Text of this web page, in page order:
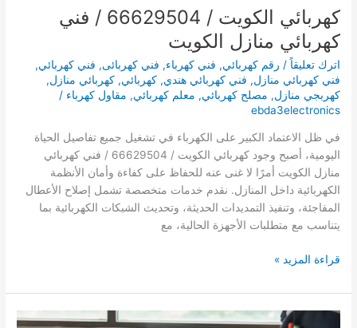
كهربائي الكويت / 66629504 / فني
كهربائي منازل الكويت
اترك تعليقاً / رقم كهربائي, فني كهرباء, فني كهربائى, فني كهربائي,
فني كهربائي منازل, فني كهربائي هندي,كهربائي,كهربائي منازل,
كهربجي منازل, مصلح كهربائي, معلم كهربائي, مقاول كهرباء /
ebda3electronics
في ظل الاعتماد الكبير على الكهرباء في تشغيل جميع تفاصيل الحياة
اليومية، أصبح وجود كهربائي الكويت / 66629504 / فني كهربائي
منازل الكويت أمرًا لا غنى عنه للحفاظ على كفاءة وأمان الأنظمة
الكهربائية داخل المنازل. نقدم خدمات متخصصة تشمل إصلاح الأعطال
المفاجئة، وتنفيذ التمديدات الحديثة، وتحديث الشبكات الكهربائية بما
يتناسب مع متطلبات الأجهزة الحالية، مع
كهربائي
/
66629504
قراءة المزيد »